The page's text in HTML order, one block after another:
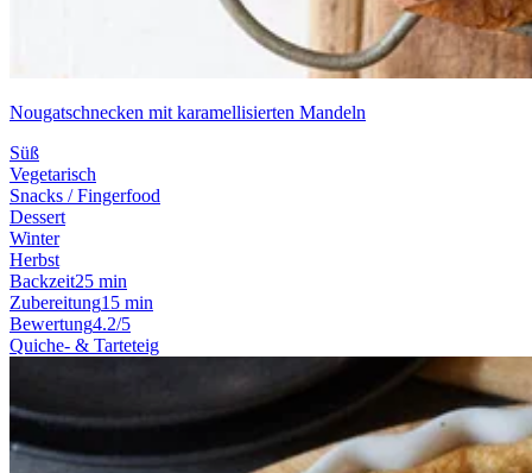
Nougatschnecken mit karamellisierten Mandeln
Süß
Vegetarisch
Snacks / Fingerfood
Dessert
Winter
Herbst
Backzeit25 min
Zubereitung15 min
Bewertung4.2/5
Quiche- & Tarteteig